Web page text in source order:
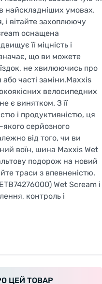
в найскладніших умовах.
і вітайте захоплюючу
оснащена
її міцність і
що ви можете
не хвилюючись про
часті заміни.Maxxis
велосипедних
є винятком. З її
і продуктивністю, ця
серйозного
від того, чи ви
воїн, шина Maxxis Wet
подорож на новий
траси з впевненістю.
Wet Scream і
контроль і
ЦЕЙ ТОВАР